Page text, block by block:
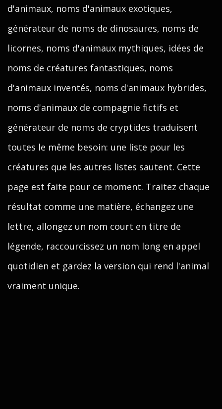
d'animaux, noms d'animaux exotiques,
générateur de noms de dinosaures, noms de
licornes, noms d'animaux mythiques, idées de
noms de créatures fantastiques, noms
d'animaux inventés, noms d'animaux hybrides,
noms d'animaux de compagnie fictifs et
générateur de noms de cryptides traduisent
toutes le même besoin: une liste pour les
créatures que les autres listes sautent. Cette
page est faite pour ce moment. Traitez chaque
résultat comme une matière, échangez une
lettre, allongez un nom court en titre de
légende, raccourcissez un nom long en appel
quotidien et gardez la version qui rend l'animal
vraiment unique.